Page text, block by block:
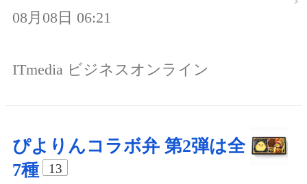
08月08日 06:21
ITmedia ビジネスオンライン
ぴよりんコラボ弁 第2弾は全
7種
13